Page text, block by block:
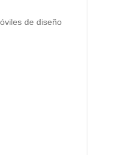
de diseño